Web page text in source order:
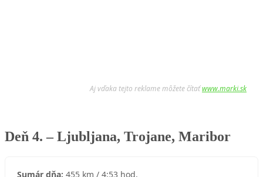
Aj vďaka tejto reklame môžete čítaťwww.marki.sk
Deň 4. – Ljubljana, Trojane, Maribor
Sumár dňa: 455 km / 4:53 hod.